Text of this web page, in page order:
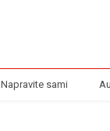
Napravite sami